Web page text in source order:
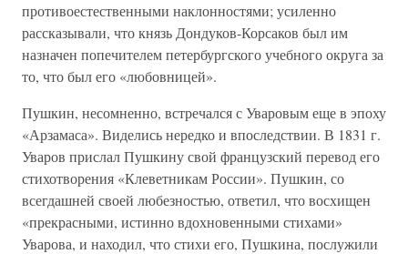
противоестественными наклонностями; усиленно
рассказывали, что князь Дондуков-Корсаков был им
назначен попечителем петербургского учебного округа за
то, что был его «любовницей».
Пушкин, несомненно, встречался с Уваровым еще в эпоху
«Арзамаса». Виделись нередко и впоследствии. В 1831 г.
Уваров прислал Пушкину свой французский перевод его
стихотворения «Клеветникам России». Пушкин, со
всегдашней своей любезностью, ответил, что восхищен
«прекрасными, истинно вдохновенными стихами»
Уварова, и находил, что стихи его, Пушкина, послужили